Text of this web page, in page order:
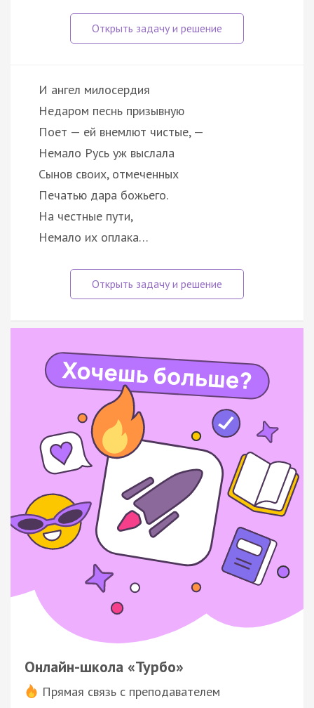
И ангел милосердия
Недаром песнь призывную
Поет — ей внемлют чистые, —
Немало Русь уж выслала
Сынов своих, отмеченных
Печатью дара божьего.
На честные пути,
Немало их оплака…
Онлайн-школа «Турбо»
Прямая связь с преподавателем